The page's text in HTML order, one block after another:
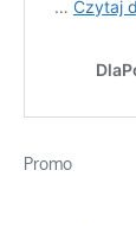
Promo